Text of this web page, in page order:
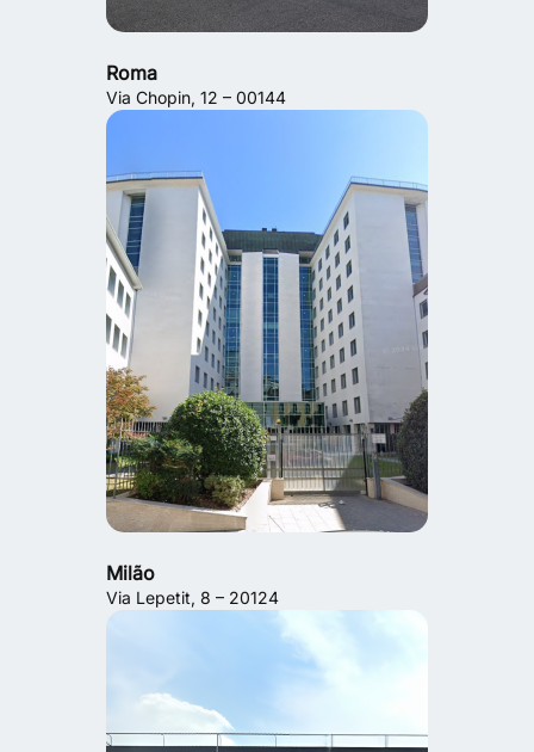
Roma
Via Chopin, 12 – 00144
Milão
Via Lepetit, 8 – 20124